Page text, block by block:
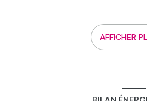
laissent apparaître la toiture
cave et une dépendance
créateurs de gîtes, investisseurs ?
AFFICHER